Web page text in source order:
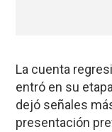
La cuenta
entró en su
dejó señales
presentación